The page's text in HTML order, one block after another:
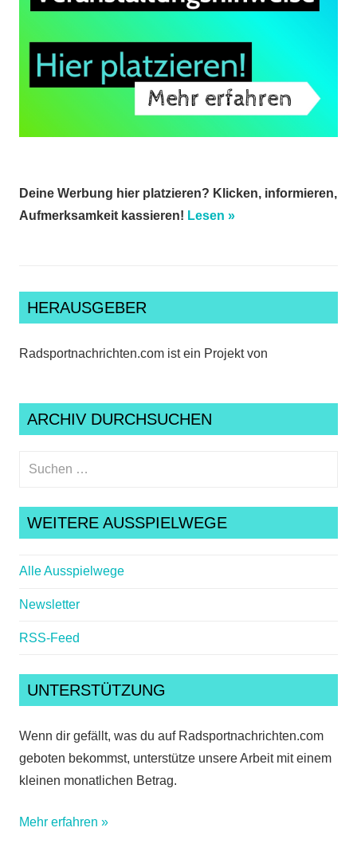
Deine Werbung hier platzieren? Klicken, informieren,
Aufmerksamkeit kassieren! Lesen »
HERAUSGEBER
Radsportnachrichten.com ist ein Projekt von
ARCHIV DURCHSUCHEN
Suchen
WEITERE AUSSPIELWEGE
Alle Ausspielwege
Newsletter
RSS-Feed
UNTERSTÜTZUNG
Wenn dir gefällt, was du auf Radsportnachrichten.com
geboten bekommst, unterstütze unsere Arbeit mit einem
kleinen monatlichen Betrag.
Mehr erfahren »